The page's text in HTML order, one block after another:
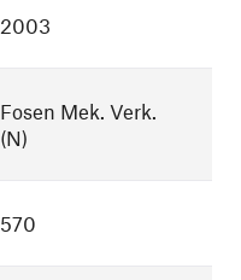
2003
Fosen Mek. Verk.
(N)
570